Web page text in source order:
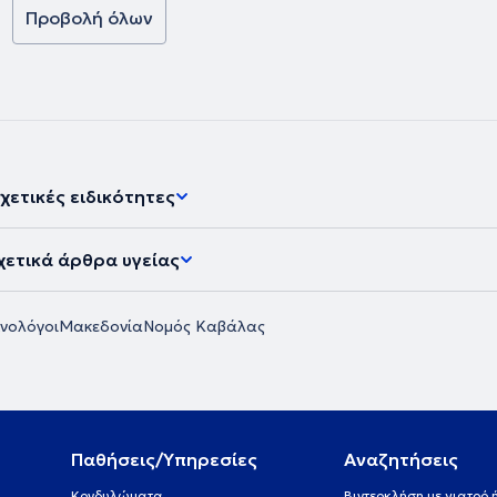
ΣΑΚΧΑΡΩΔΗ
Προβολή όλων
ειδικότητες
άρθρα υγείας
ΜακεδονίαΝομός Καβάλας
Παθήσεις/Υπηρεσίες Αναζητήσεις